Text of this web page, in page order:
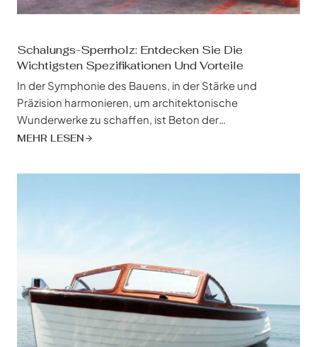
Schalungs-Sperrholz: Entdecken Sie Die
Wichtigsten Spezifikationen Und Vorteile
In der Symphonie des Bauens, in der Stärke und
Präzision harmonieren, um architektonische
Wunderwerke zu schaffen, ist Beton der
unerschütterliche Maestro. Aber hinter jeder makellos
Kulissen arbeitet, steht ein stiller Wächter, der das
MEHR LESEN